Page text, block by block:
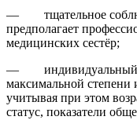
— тщательное
предполагает
медицинских сестёр;
— индивидуальный
максимальной
учитывая при этом
статус, показатели